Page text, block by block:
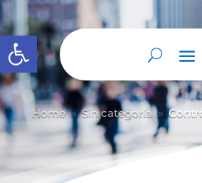
Abrir barra de herramientas
Home 9 Sin categoría 9